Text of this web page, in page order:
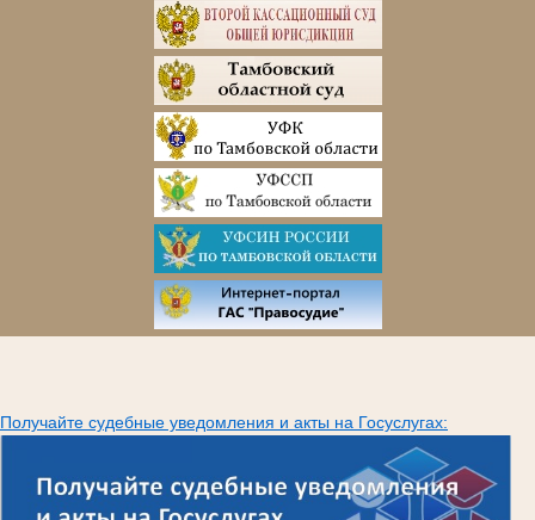
Получайте судебные уведомления и акты на Госуслугах: